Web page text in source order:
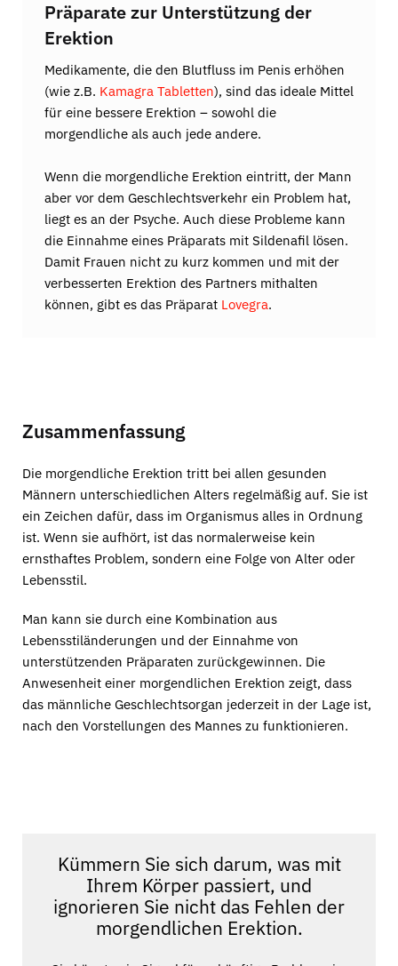
Präparate zur Unterstützung der
Erektion
Medikamente, die den Blutfluss im Penis erhöhen
(wie z.B. Kamagra Tabletten), sind das ideale Mittel
für eine bessere Erektion – sowohl die
morgendliche als auch jede andere.
Wenn die morgendliche Erektion eintritt, der Mann
aber vor dem Geschlechtsverkehr ein Problem hat,
liegt es an der Psyche. Auch diese Probleme kann
die Einnahme eines Präparats mit Sildenafil lösen.
Damit Frauen nicht zu kurz kommen und mit der
verbesserten Erektion des Partners mithalten
können, gibt es das Präparat Lovegra.
Zusammenfassung
Die morgendliche Erektion tritt bei allen gesunden
Männern unterschiedlichen Alters regelmäßig auf. Sie ist
ein Zeichen dafür, dass im Organismus alles in Ordnung
ist. Wenn sie aufhört, ist das normalerweise kein
ernsthaftes Problem, sondern eine Folge von Alter oder
Lebensstil.
Man kann sie durch eine Kombination aus
Lebensstiländerungen und der Einnahme von
unterstützenden Präparaten zurückgewinnen. Die
Anwesenheit einer morgendlichen Erektion zeigt, dass
das männliche Geschlechtsorgan jederzeit in der Lage ist,
nach den Vorstellungen des Mannes zu funktionieren.
Kümmern Sie sich darum, was mit
Ihrem Körper passiert, und
ignorieren Sie nicht das Fehlen der
morgendlichen Erektion.